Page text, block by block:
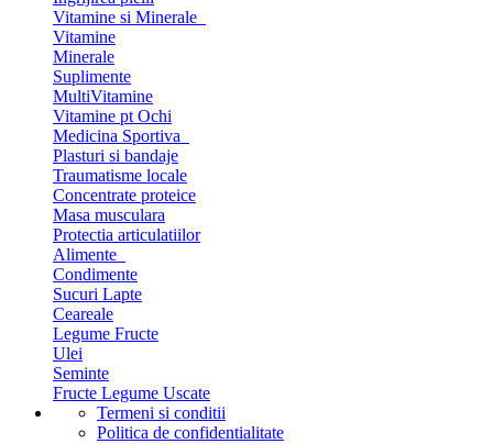
Vitamine si Minerale
Vitamine
Minerale
Suplimente
MultiVitamine
Vitamine pt Ochi
Medicina Sportiva
Plasturi si bandaje
Traumatisme locale
Concentrate proteice
Masa musculara
Protectia articulatiilor
Alimente
Condimente
Sucuri Lapte
Ceareale
Legume Fructe
Ulei
Seminte
Fructe Legume Uscate
Termeni si conditii
Politica de confidentialitate